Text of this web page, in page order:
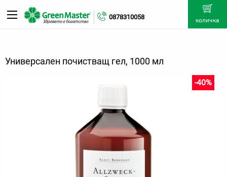
0878310058 количка
Универсален почистващ гел, 1000 мл
-40%